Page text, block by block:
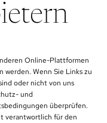
Online-Plattformen
Wenn Sie Links zu
oder nicht von uns
und
überprüfen.
verantwortlich für den